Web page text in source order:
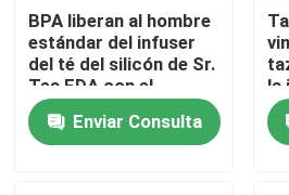
Forme el molde del silicón
Moldes del silicón del cubo
Moldes del silicón de la torta
BPA liberan al hombre
estándar del infuser
del té del silicón de Sr.
Tea FDA con el
paquete de la caja
disponibleEnviar Consulta
la